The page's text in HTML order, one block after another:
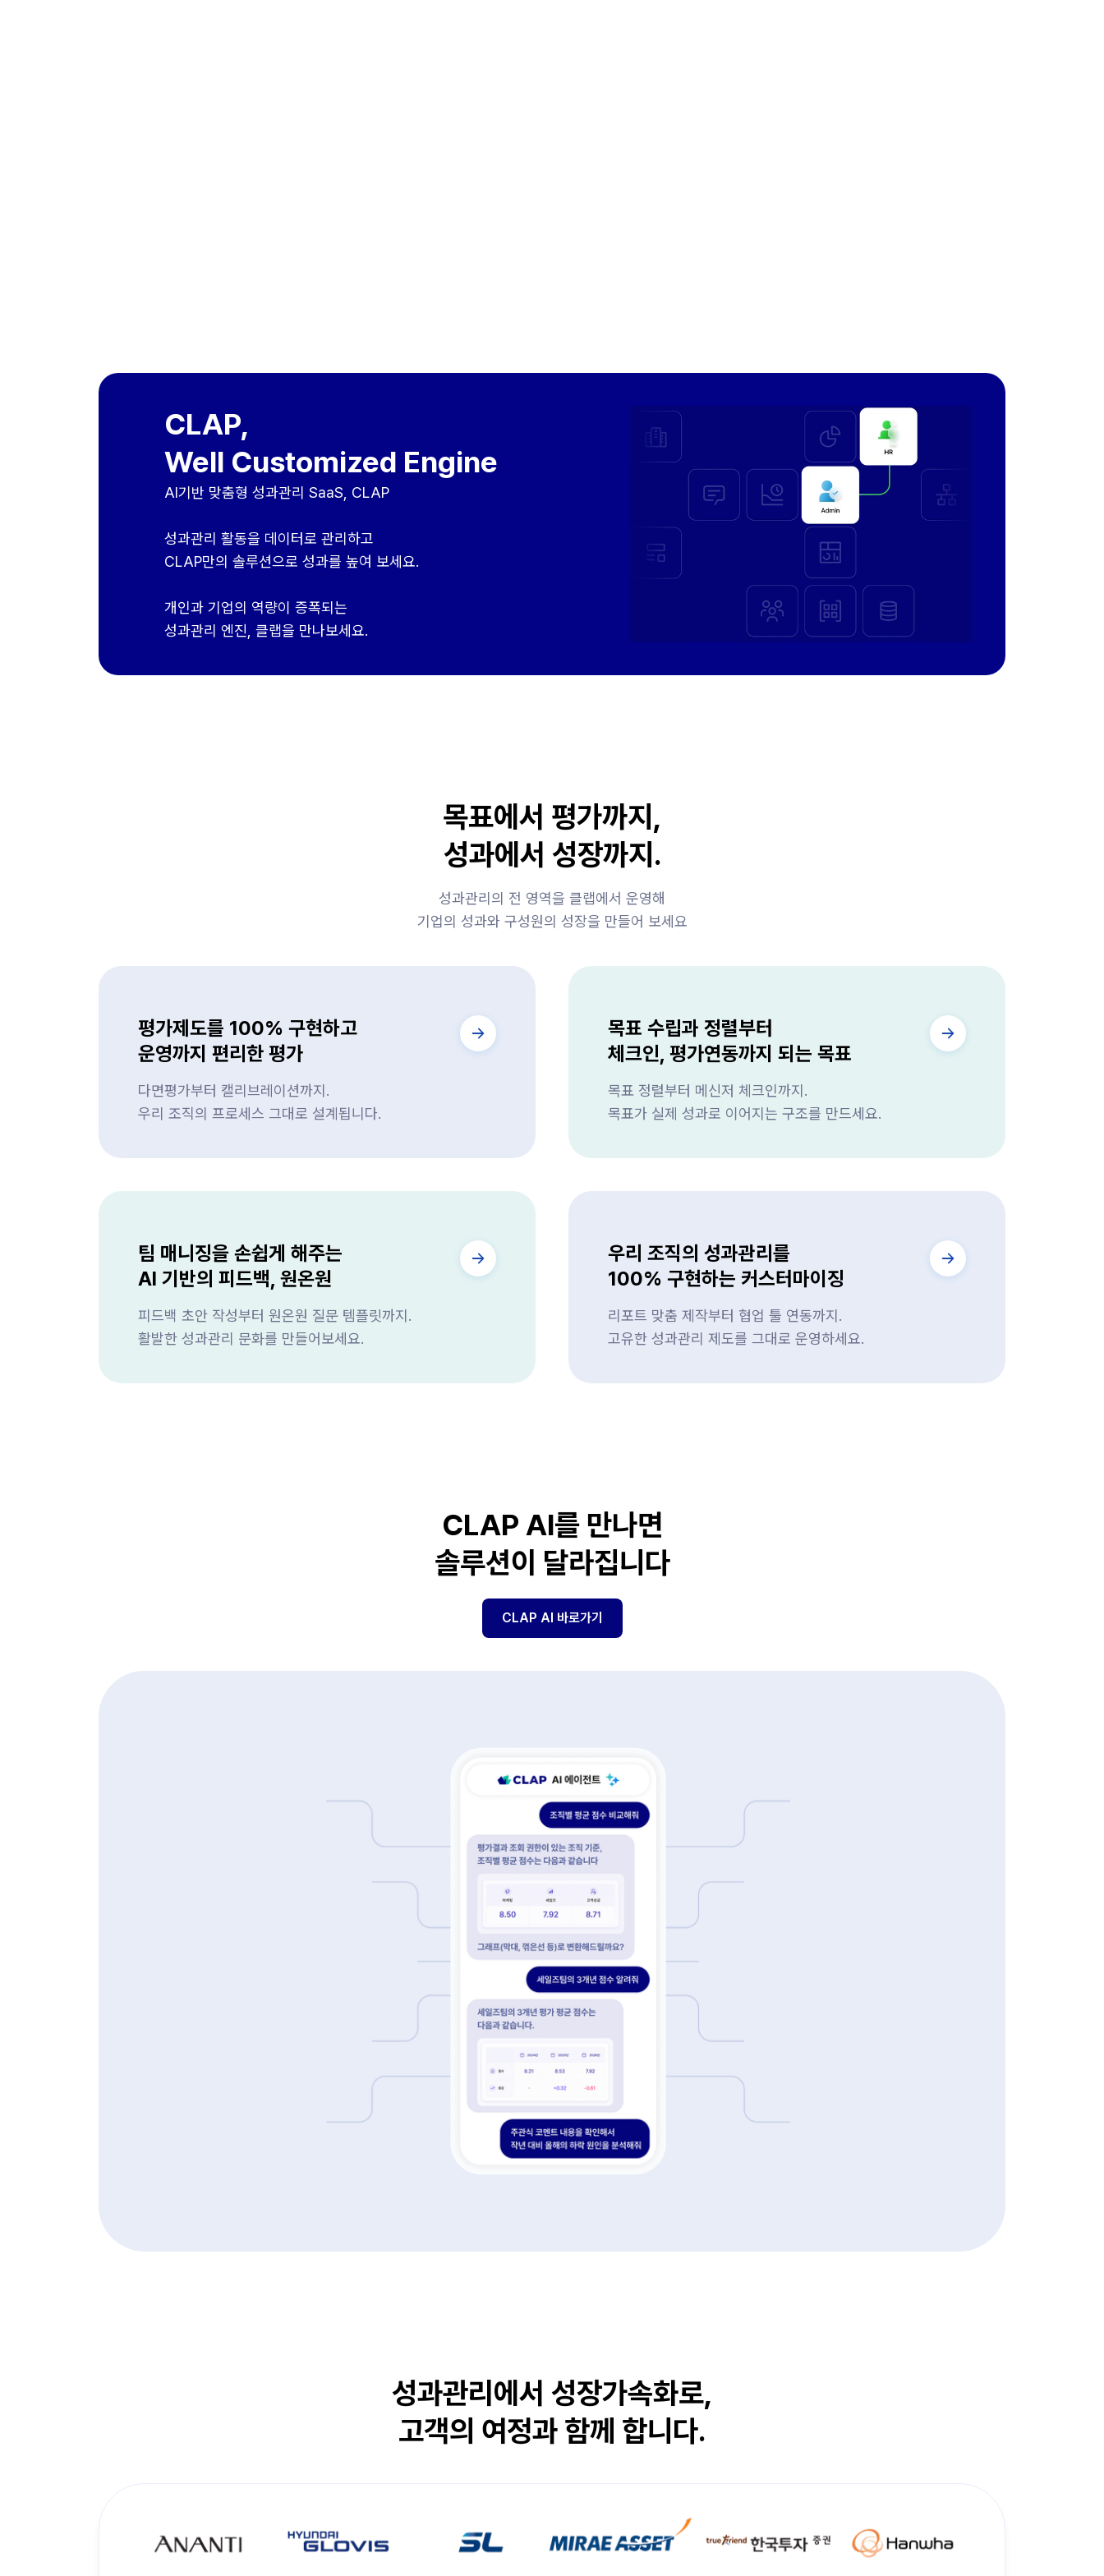
CLAP,
Well Customized Engine
AI기반 맞춤형 성과관리 SaaS, CLAP
성과관리 활동을 데이터로 관리하고
CLAP만의 솔루션으로 성과를 높여 보세요.
개인과 기업의 역량이 증폭되는
성과관리 엔진, 클랩을 만나보세요.
목표에서 평가까지,
성과에서 성장까지.
성과관리의 전 영역을 클랩에서 운영해
기업의 성과와 구성원의 성장을 만들어 보세요
평가제도를 100% 구현하고
운영까지 편리한 평가
다면평가부터 캘리브레이션까지.
우리 조직의 프로세스 그대로 설계됩니다.
목표 수립과 정렬부터
체크인, 평가연동까지 되는 목표
목표 정렬부터 메신저 체크인까지.
목표가 실제 성과로 이어지는 구조를 만드세요.
팀 매니징을 손쉽게 해주는
AI 기반의 피드백, 원온원
피드백 초안 작성부터 원온원 질문 템플릿까지.
활발한 성과관리 문화를 만들어보세요.
우리 조직의 성과관리를
100% 구현하는 커스터마이징
리포트 맞춤 제작부터 협업 툴 연동까지.
고유한 성과관리 제도를 그대로 운영하세요.
CLAP AI를 만나면
솔루션이 달라집니다
CLAP AI 바로가기
성과관리에서 성장가속화로,
고객의 여정과 함께 합니다.